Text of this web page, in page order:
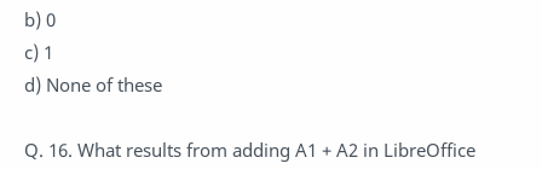
b) 0
c) 1
d) None of these
Q. 16. What results from adding A1 + A2 in LibreOffice